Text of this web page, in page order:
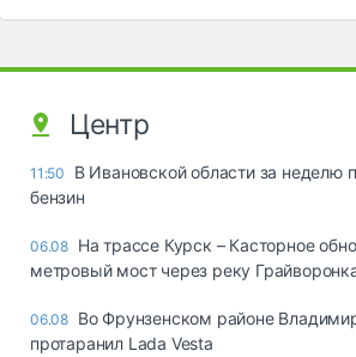
Центр
11:50
В Ивановской области за неделю
бензин
06.08 На трассе Курск – Касторное
метровый мост через реку
06.08 Во Фрунзенском районе
протаранил Lada Vesta